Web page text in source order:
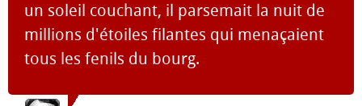
un soleil couchant, il parsemait la nuit de
millions d'étoiles filantes qui menaçaient
tous les fenils du bourg.